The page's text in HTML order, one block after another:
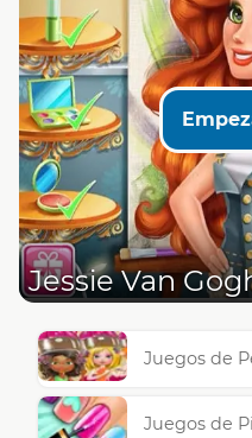
Jessie Van
Juegos de
Juegos de